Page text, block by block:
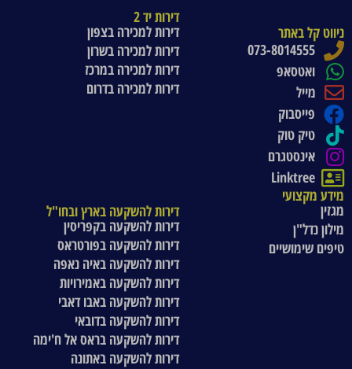
ניווט קל באתר
073-8014555
ואטסאפ
מייל
פייסבוק
טיק טוק
אינסטגרם
Linktree
דירות יד 2
דירות למכירה בצפון
דירות למכירה בשרון
דירות למכירה במרכז
דירות למכירה בדרום
מידע מקצועי
מגזין
מילון נדל"ן
טיפים שימושיים
דירות להשקעה בארץ ובחו"ל
דירות להשקעה בקפריסין
דירות להשקעה בפורטראס
דירות להשקעה באיה נאפה
דירות להשקעה באמירויות
דירות להשקעה באבו דאבי
דירות להשקעה בדובאי
דירות להשקעה בראס אל ח'ימה
דירות להשקעה באתונה